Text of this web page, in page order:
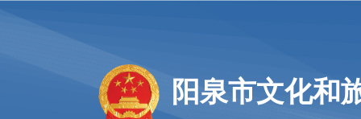
阳泉市文化和